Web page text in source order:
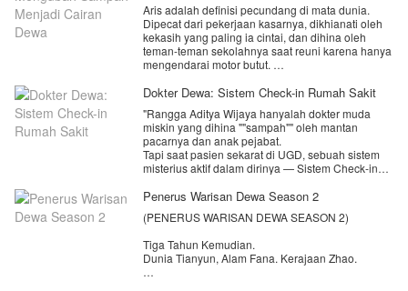
Aris adalah definisi pecundang di mata dunia.
Dipecat dari pekerjaan kasarnya, dikhianati oleh
kekasih yang paling ia cintai, dan dihina oleh
teman-teman sekolahnya saat reuni karena hanya
mengendarai motor butut.
Satu-satunya harta yang ia miliki hanyalah
kota.
Namun, harapan Aris hancur saat ia kembali.
Tanah yang ia impikan menjadi tempat tinggal
yang tenang, telah berubah menjadi gunung
dikuasai mafia dan oknum korup.
Di titik terendah hidupnya, sebuah suara dingin
bergema di kepalanya:
[Ding! Sistem Petani Sultan Diaktifkan!]
Dokter Dewa: Sistem Check-in Rumah Sakit
"Rangga Aditya Wijaya hanyalah dokter muda
miskin yang dihina ""sampah"" oleh mantan
pacarnya dan anak pejabat.
Tapi saat pasien sekarat di UGD, sebuah sistem
misterius aktif dalam dirinya — Sistem Check-in
Setiap kali ia check-in di situasi darurat, ia
ratusan juta, dan resep obat revolusioner.
dunia kedokteran."
Penerus Warisan Dewa Season 2
(PENERUS WARISAN DEWA SEASON 2)
Tiga Tahun Kemudian.
Dunia Tianyun, Alam Fana. Kerajaan Zhao.